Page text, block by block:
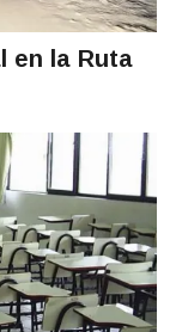
en la Ruta